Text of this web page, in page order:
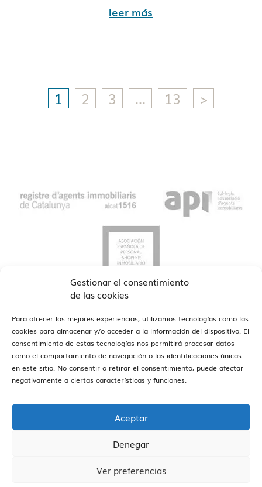
Gestionar el consentimiento
de las cookies
Para ofrecer las mejores experiencias, utilizamos tecnologías como las
cookies para almacenar y/o acceder a la información del dispositivo. El
consentimiento de estas tecnologías nos permitirá procesar datos
como el comportamiento de navegación o las identificaciones únicas
en este sitio. No consentir o retirar el consentimiento, puede afectar
negativamente a ciertas características y funciones.
Aceptar
Denegar
Ver preferencias
leer más
1 2 3 … 13 >
Estamos en Barcelona y Sitges ver oficinas
Aviso legal
Política de Privacidad
Política de Cookies